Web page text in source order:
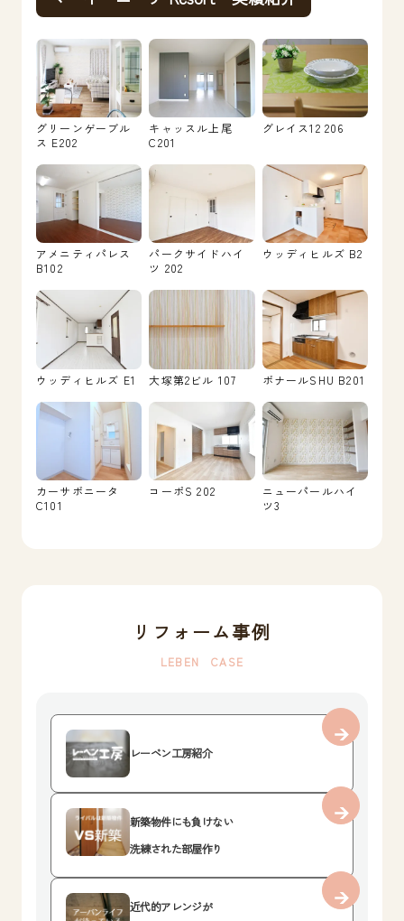
グリーンゲーブル
ス E202
キャッスル上尾
C201
グレイス12 206
アメニティパレス
B102
パークサイドハイ
ツ 202
ウッディヒルズ B2
ウッディヒルズ E1 大塚第2ビル 107 ボナールSHU B201
カーサボニータ
C101
コーポS 202
ニューパールハイ
ツ3
リフォーム事例
LEBEN CASE
レーベン工房紹介
新築物件にも負けない
洗練された部屋作り
近代的アレンジが